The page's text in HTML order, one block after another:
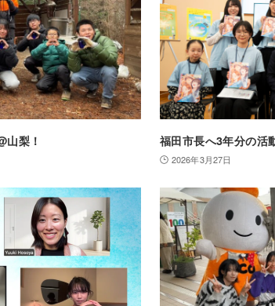
山梨！ 福田市長へ3年分の活
2026年3月27日